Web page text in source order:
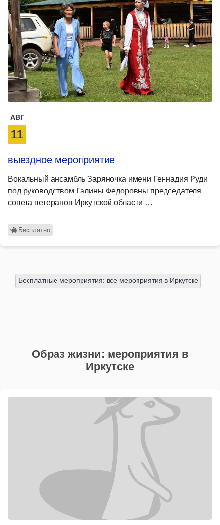
АВГ
11
выездное мероприятие
Вокальный ансамбль Заряночка имени Геннадия Руди
под руководством Галины Федоровны председателя
совета ветеранов Иркутской области …
Бесплатно
Бесплатные мероприятия: все мероприятия в Иркутске
Образ жизни: мероприятия в
Иркутске